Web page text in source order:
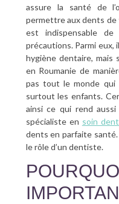
assure la santé de
permettre aux dents de
est indispensable
précautions. Parmi eux,
hygiène dentaire,
en Roumanie de
pas tout le monde qui
surtout les enfants.
ainsi ce qui rend
spécialiste en soin
dents en parfaite santé.
le rôle d’un dentiste.